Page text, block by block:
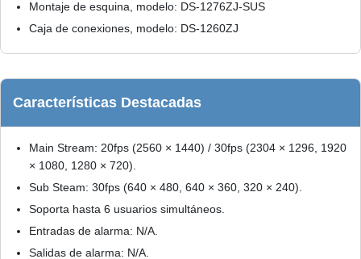
Montaje de esquina, modelo: DS-1276ZJ-SUS
Caja de conexiones, modelo: DS-1260ZJ
Características Destacadas
Main Stream: 20fps (2560 × 1440) / 30fps (2304 × 1296, 1920
× 1080, 1280 × 720).
Sub Steam: 30fps (640 × 480, 640 × 360, 320 × 240).
Soporta hasta 6 usuarios simultáneos.
Entradas de alarma: N/A.
Salidas de alarma: N/A.